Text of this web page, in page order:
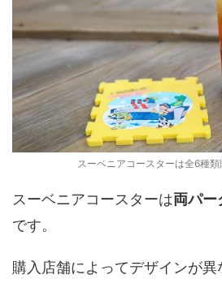
スーベニアコースターは全6種
スーベニアコースターは両パー
です。
購入店舗によってデザインが